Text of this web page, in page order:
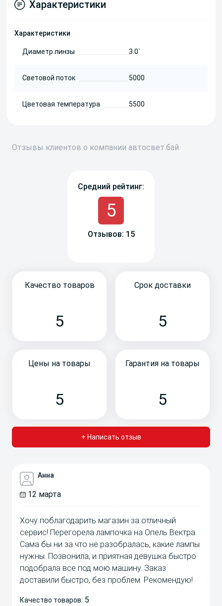
Характеристики
Характеристики
Диаметр линзы 3.0`
Световой поток 5000
Цветовая температура 5500
Отзывы клиентов о компании автосвет.бай
Средний рейтинг:
5
Отзывов: 15
+ Написать отзыв
Качество товаров
5
Срок доставки
5
Цены на товары
5
Гарантия на товары
5
Анна
12 марта
Хочу поблагодарить магазин за отличный
сервис! Перегорела лампочка на Опель Вектра.
Сама бы ни за что не разобралась, какие лампы
нужны. Позвонила, и приятная девушка быстро
подобрала все под мою машину. Заказ
доставили быстро, без проблем. Рекомендую!
Качество товаров: 5